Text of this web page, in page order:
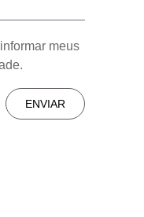
meus
ENVIAR